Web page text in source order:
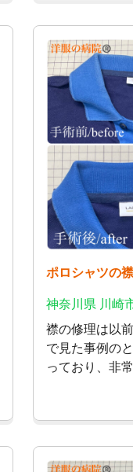
ポロシャツの
神奈川県 川崎
襟の修理は以
で見た事例の
っており、非